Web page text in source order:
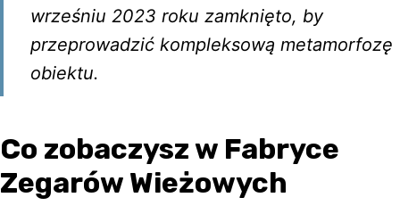
wrześniu 2023 roku zamknięto, by
przeprowadzić kompleksową metamorfozę
obiektu.
Co zobaczysz w Fabryce
Zegarów Wieżowych